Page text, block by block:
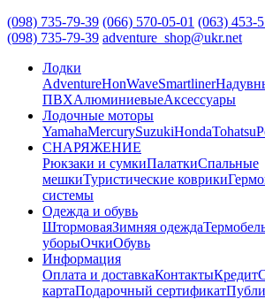
(098) 735-79-39 (066) 570-05-01 (063) 453-
(098) 735-79-39 adventure_shop@ukr.net
Лодки
AdventureHonWaveSmartliner
ПВХАлюминиевыеАксессуары
Лодочные моторы
YamahaMercurySuzukiHondaTohatsu
СНАРЯЖЕНИЕ
Рюкзаки и сумкиПалаткиСпальные
мешкиТуристические коврики
системы
Одежда и обувь
ШтормоваяЗимняя одежда
уборыОчкиОбувь
Информация
Оплата и доставкаКонтактыКредит
картаПодарочный сертификат